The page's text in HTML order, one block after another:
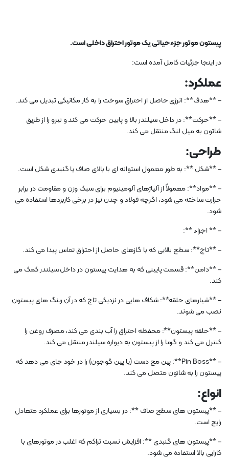
پیستون موتور جزء حیاتی یک موتور احتراق داخلی است.
در اینجا جزئیات کامل آمده است:
عملکرد:
– **هدف**: انرژی حاصل از احتراق سوخت را به کار مکانیکی تبدیل می کند.
– **حرکت**: در داخل سیلندر بالا و پایین حرکت می کند و نیرو را از طریق
شاتون به میل لنگ منتقل می کند.
طراحی:
– **شکل **: به طور معمول استوانه ای با بالای صاف یا گنبدی شکل است.
– **مواد**: معمولاً از آلیاژهای آلومینیوم برای سبک وزن و مقاومت در برابر
حرارت ساخته می شود، اگرچه فولاد و چدن نیز در برخی کاربردها استفاده می
شود.
– ** اجزاء **:
– **تاج**: سطح بالایی که با گازهای حاصل از احتراق تماس پیدا می کند.
– **دامن**: قسمت پایینی که به هدایت پیستون در داخل سیلندر کمک می
کند.
– **شیارهای حلقه**: شکاف هایی در نزدیکی تاج که در آن رینگ های پیستون
نصب می شوند.
– **حلقه پیستون**: محفظه احتراق را آب بندی می کند، مصرف روغن را
کنترل می کند و گرما را از پیستون به دیواره سیلندر منتقل می کند.
– **Pin Boss**: پین مچ دست (یا پین گوجون) را در خود جای می دهد که
پیستون را به شاتون متصل می کند.
انواع:
– **پیستون های سطح صاف **: در بسیاری از موتورها برای عملکرد متعادل
رایج است.
– **پیستون های گنبدی **: افزایش نسبت تراکم که اغلب در موتورهای با
کارایی بالا استفاده می شود.